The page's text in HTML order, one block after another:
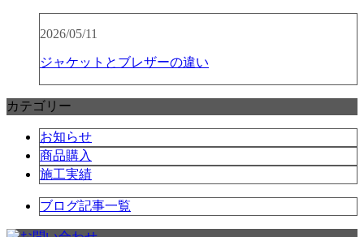
2026/05/11
ジャケットとブレザーの違い
カテゴリー
お知らせ
商品購入
施工実績
ブログ記事一覧